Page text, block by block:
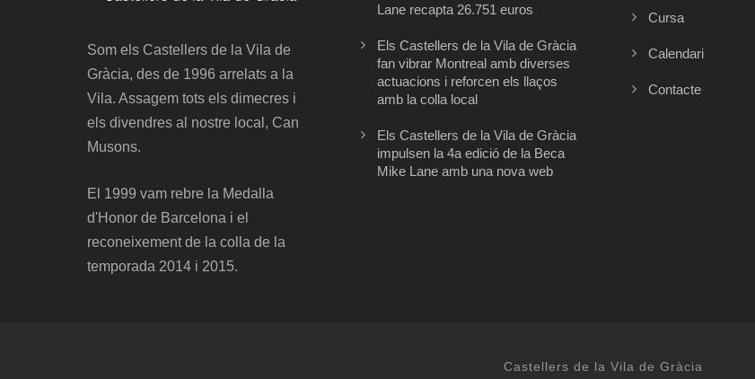
Som els Castellers de la Vila de
Gràcia, des de 1996 arrelats a la
Vila. Assagem tots els dimecres i
els divendres al nostre local, Can
Musons.
El 1999 vam rebre la Medalla
d'Honor de Barcelona i el
reconeixement de la colla de la
temporada 2014 i 2015.
Lane recapta 26.751 euros
Els Castellers de la Vila de Gràcia
fan vibrar Montreal amb diverses
actuacions i reforcen els llaços
amb la colla local
Els Castellers de la Vila de Gràcia
impulsen la 4a edició de la Beca
Mike Lane amb una nova web
Cursa
Calendari
Contacte
Castellers de la Vila de Gràcia